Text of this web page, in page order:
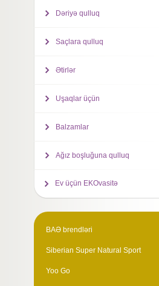
Dəriyə qulluq
Saçlara qulluq
Ətirlər
Uşaqlar üçün
Balzamlar
Ağız boşluğuna qulluq
Ev üçün EKOvasitə
BAƏ brendləri
Siberian Super Natural Sport
Yoo Go